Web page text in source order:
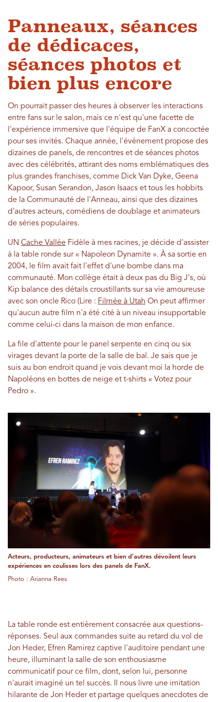
Panneaux, séances
de dédicaces,
séances photos et
bien plus encore
On pourrait passer des heures à observer les interactions
entre fans sur le salon, mais ce n'est qu'une facette de
l'expérience immersive que l'équipe de FanX a concoctée
pour ses invités. Chaque année, l'événement propose des
dizaines de panels, de rencontres et de séances photos
avec des célébrités, attirant des noms emblématiques des
plus grandes franchises, comme Dick Van Dyke, Geena
Kapoor, Susan Serandon, Jason Isaacs et tous les hobbits
de la Communauté de l'Anneau, ainsi que des dizaines
d'autres acteurs, comédiens de doublage et animateurs
de séries populaires.
UN Cache Vallée Fidèle à mes racines, je décide d'assister
à la table ronde sur « Napoleon Dynamite ». À sa sortie en
2004, le film avait fait l'effet d'une bombe dans ma
communauté. Mon collège était à deux pas du Big J's, où
Kip balance des détails croustillants sur sa vie amoureuse
avec son oncle Rico (Lire : Filmée à Utah On peut affirmer
qu'aucun autre film n'a été cité à un niveau insupportable
comme celui-ci dans la maison de mon enfance.
La file d'attente pour le panel serpente en cinq ou six
virages devant la porte de la salle de bal. Je sais que je
suis au bon endroit quand je vois devant moi la horde de
Napoléons en bottes de neige et t-shirts « Votez pour
Pedro ».
Acteurs, producteurs, animateurs et bien d'autres dévoilent leurs
expériences en coulisses lors des panels de FanX.
Photo : Arianna Rees
La table ronde est entièrement consacrée aux questions-
réponses. Seul aux commandes suite au retard du vol de
Jon Heder, Efren Ramirez captive l'auditoire pendant une
heure, illuminant la salle de son enthousiasme
communicatif pour ce film, dont, selon lui, personne
n'aurait imaginé un tel succès. Il nous livre une imitation
hilarante de Jon Heder et partage quelques anecdotes de